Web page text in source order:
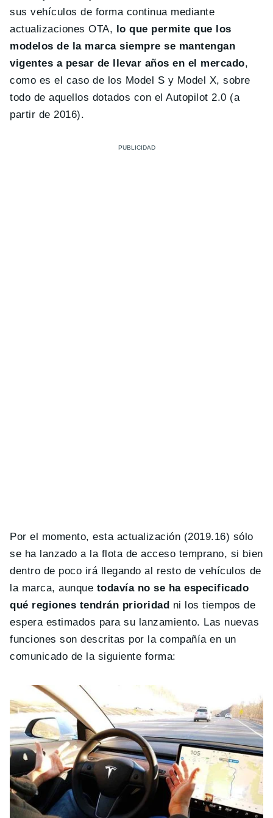
sus vehículos de forma continua mediante
actualizaciones OTA, lo que permite que los
modelos de la marca siempre se mantengan
vigentes a pesar de llevar años en el mercado,
como es el caso de los Model S y Model X, sobre
todo de aquellos dotados con el Autopilot 2.0 (a
partir de 2016).
Por el momento, esta actualización (2019.16) sólo
se ha lanzado a la flota de acceso temprano, si bien
dentro de poco irá llegando al resto de vehículos de
la marca, aunque todavía no se ha especificado
qué regiones tendrán prioridad ni los tiempos de
espera estimados para su lanzamiento. Las nuevas
funciones son descritas por la compañía en un
comunicado de la siguiente forma: